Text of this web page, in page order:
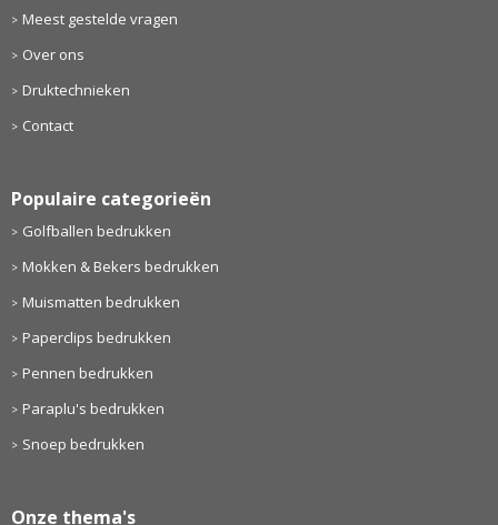
Meest gestelde vragen
Over ons
Druktechnieken
Contact
Populaire categorieën
Golfballen bedrukken
Mokken & Bekers bedrukken
Muismatten bedrukken
Paperclips bedrukken
Pennen bedrukken
Paraplu's bedrukken
Snoep bedrukken
Onze thema's